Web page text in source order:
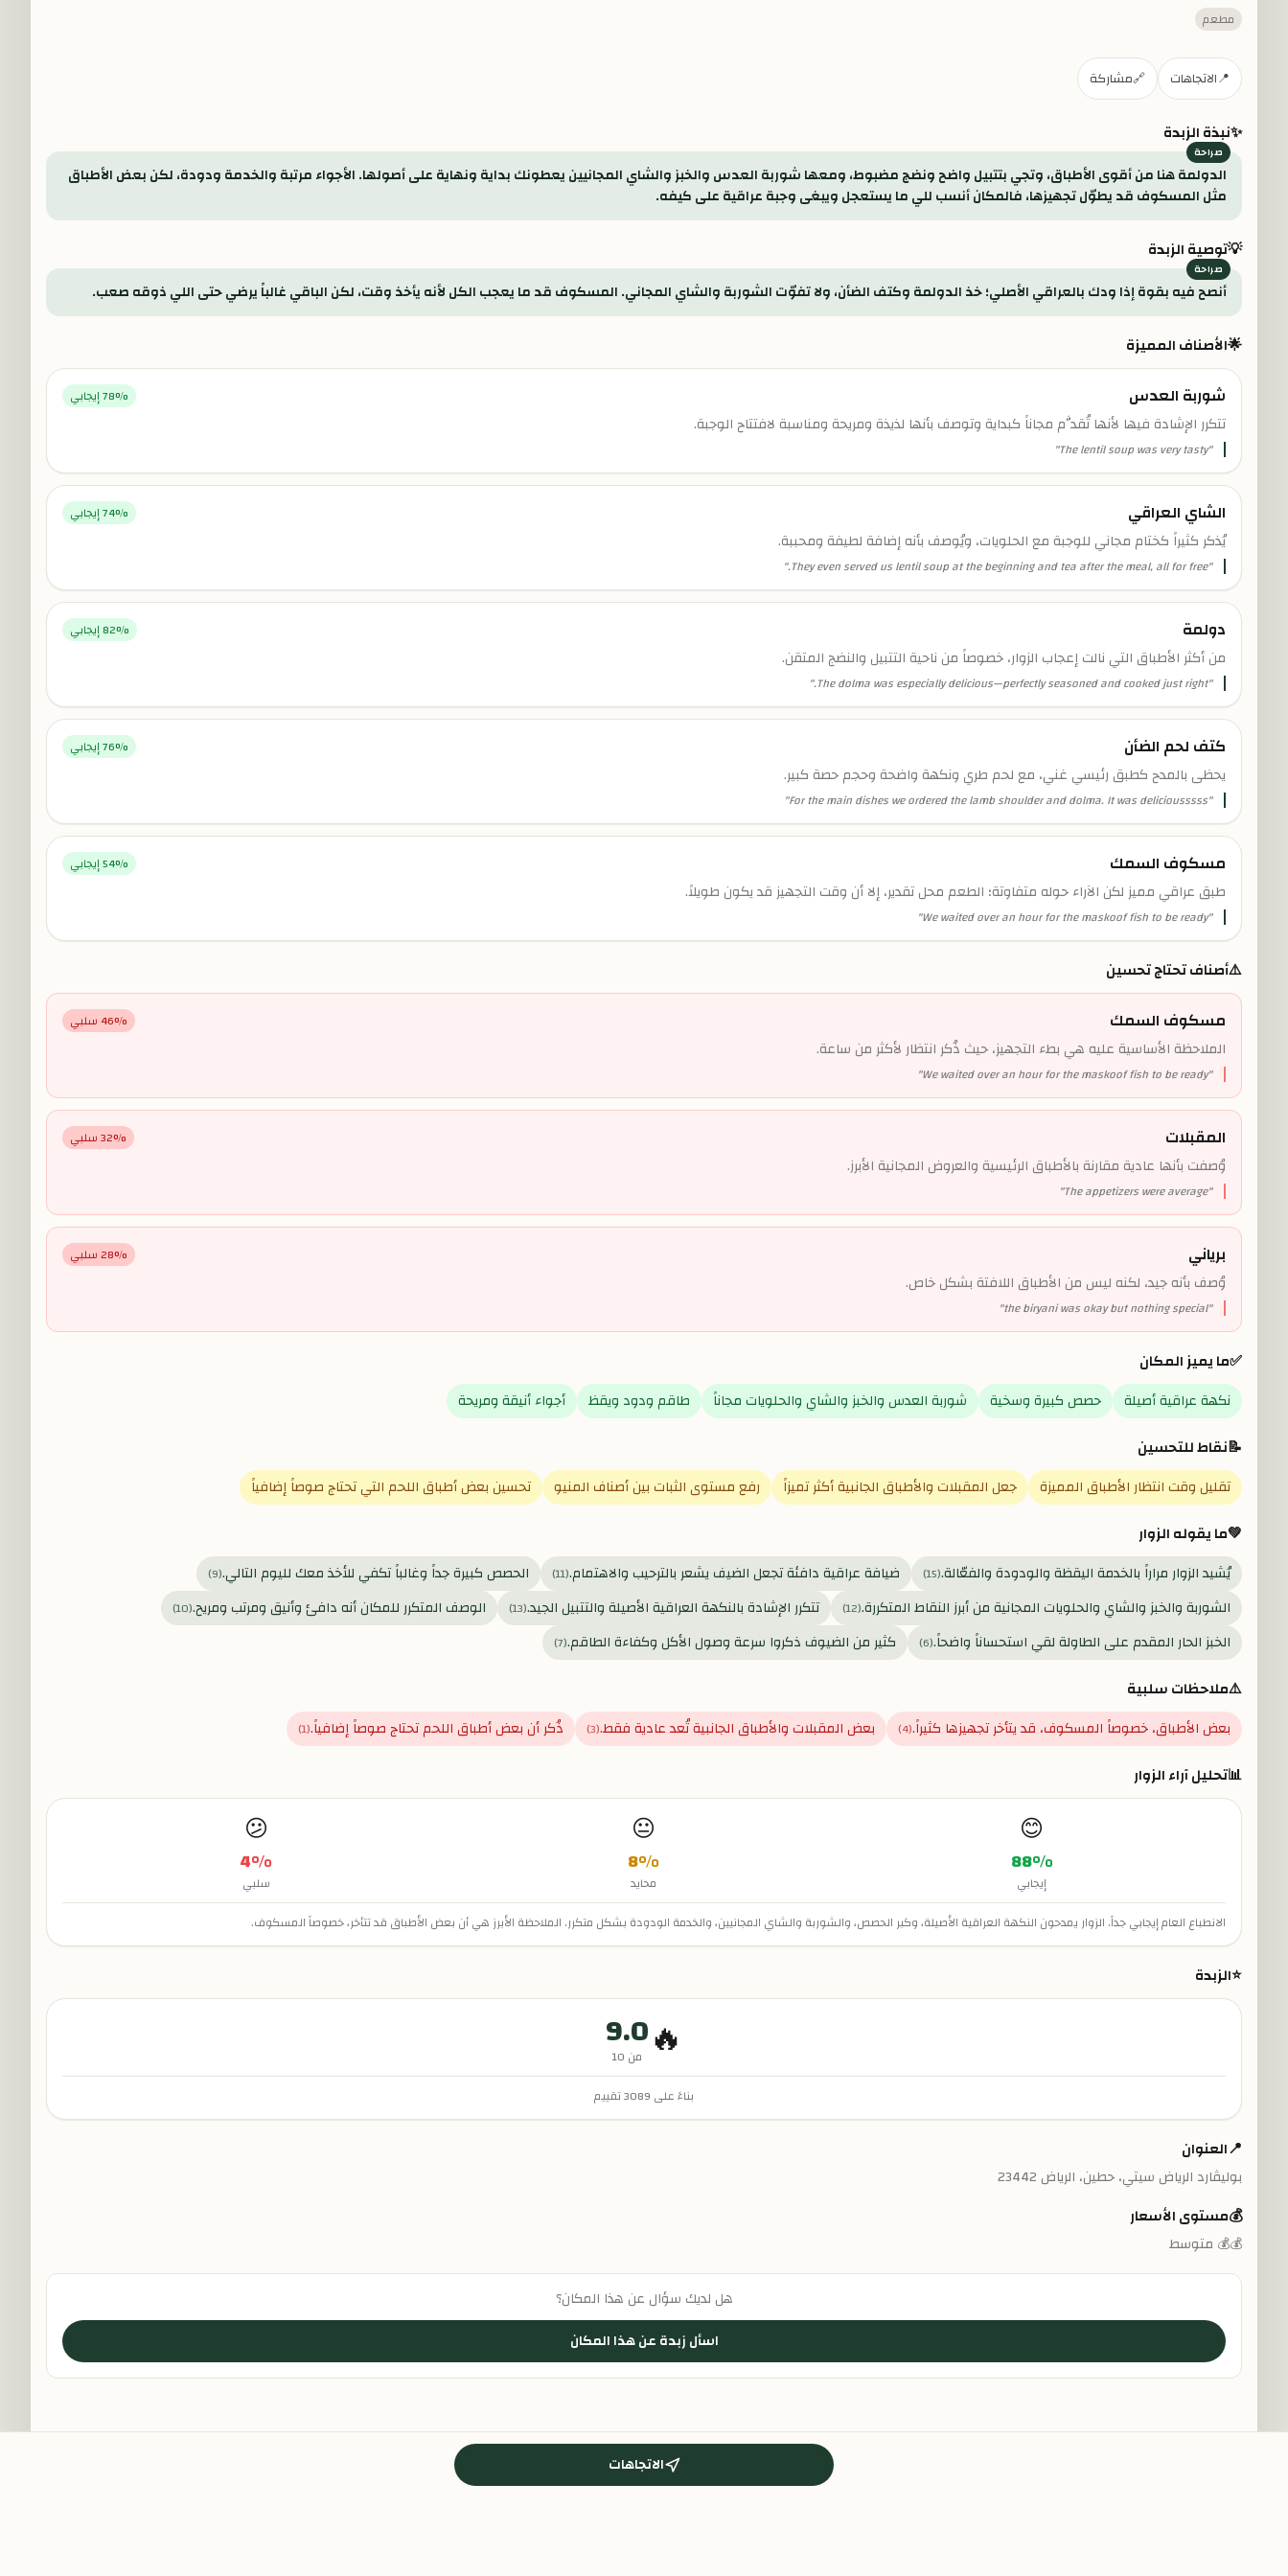
مطعم
📍الاتجاهات 🔗مشاركة
✨نبذة الزبدة
الدولمة هنا من أقوى الأطباق، وتجي بتتبيل واضح ونضج مضبوط، ومعها شوربة العدس والخبز والشاي المجانيين يعطونك بداية ونهاية على أصولها. الأجواء مرتبة والخدمة ودودة، لكن بعض الأطباق
مثل المسكوف قد يطوّل تجهيزها، فالمكان أنسب للي ما يستعجل ويبغى وجبة عراقية على كيفه.
💡توصية الزبدة
أنصح فيه بقوة إذا ودك بالعراقي الأصلي؛ خذ الدولمة وكتف الضأن، ولا تفوّت الشوربة والشاي المجاني. المسكوف قد ما يعجب الكل لأنه يأخذ وقت، لكن الباقي غالباً يرضي حتى اللي ذوقه صعب.
🌟الأصناف المميزة
شوربة العدس 78% إيجابي
تتكرر الإشادة فيها لأنها تُقدَّم مجاناً كبداية وتوصف بأنها لذيذة ومريحة ومناسبة لافتتاح الوجبة.
"
The lentil soup was very tasty
"
الشاي العراقي 74% إيجابي
يُذكر كثيراً كختام مجاني للوجبة مع الحلويات، ويُوصف بأنه إضافة لطيفة ومحببة.
"
They even served us lentil soup at the beginning and tea after the meal, all for free.
"
دولمة 82% إيجابي
من أكثر الأطباق التي نالت إعجاب الزوار، خصوصاً من ناحية التتبيل والنضج المتقن.
"
The dolma was especially delicious—perfectly seasoned and cooked just right.
"
كتف لحم الضأن 76% إيجابي
يحظى بالمدح كطبق رئيسي غني، مع لحم طري ونكهة واضحة وحجم حصة كبير.
"
For the main dishes we ordered the lamb shoulder and dolma. It was deliciousssss
"
مسكوف السمك 54% إيجابي
طبق عراقي مميز لكن الآراء حوله متفاوتة؛ الطعم محل تقدير، إلا أن وقت التجهيز قد يكون طويلاً.
"
We waited over an hour for the maskoof fish to be ready
"
⚠️أصناف تحتاج تحسين
مسكوف السمك 46% سلبي
الملاحظة الأساسية عليه هي بطء التجهيز، حيث ذُكر انتظار لأكثر من ساعة.
"
We waited over an hour for the maskoof fish to be ready
"
المقبلات 32% سلبي
وُصفت بأنها عادية مقارنة بالأطباق الرئيسية والعروض المجانية الأبرز.
"
The appetizers were average
"
برياني 28% سلبي
وُصف بأنه جيد، لكنه ليس من الأطباق اللافتة بشكل خاص.
"
the biryani was okay but nothing special
"
✅ما يميز المكان
نكهة عراقية أصيلة حصص كبيرة وسخية شوربة العدس والخبز والشاي والحلويات مجاناً طاقم ودود ويقظ أجواء أنيقة ومريحة
📝نقاط للتحسين
تقليل وقت انتظار الأطباق المميزة جعل المقبلات والأطباق الجانبية أكثر تميزاً رفع مستوى الثبات بين أصناف المنيو تحسين بعض أطباق اللحم التي تحتاج صوصاً إضافياً
💚ما يقوله الزوار
يُشيد الزوار مراراً بالخدمة اليقظة والودودة والفعّالة.(
15
) ضيافة عراقية دافئة تجعل الضيف يشعر بالترحيب والاهتمام.(
11
) الحصص كبيرة جداً وغالباً تكفي للأخذ معك لليوم التالي.(
9
)
الشوربة والخبز والشاي والحلويات المجانية من أبرز النقاط المتكررة.(
12
) تتكرر الإشادة بالنكهة العراقية الأصيلة والتتبيل الجيد.(
13
) الوصف المتكرر للمكان أنه دافئ وأنيق ومرتب ومريح.(
10
)
الخبز الحار المقدم على الطاولة لقي استحساناً واضحاً.(
6
) كثير من الضيوف ذكروا سرعة وصول الأكل وكفاءة الطاقم.(
7
)
⚠️ملاحظات سلبية
بعض الأطباق، خصوصاً المسكوف، قد يتأخر تجهيزها كثيراً.(
4
) بعض المقبلات والأطباق الجانبية تُعد عادية فقط.(
3
) ذُكر أن بعض أطباق اللحم تحتاج صوصاً إضافياً.(
1
)
📊تحليل آراء الزوار
😊
88%
إيجابي
😐
8%
محايد
😕
4%
سلبي
الانطباع العام إيجابي جداً. الزوار يمدحون النكهة العراقية الأصيلة، وكبر الحصص، والشوربة والشاي المجانيين، والخدمة الودودة بشكل متكرر. الملاحظة الأبرز هي أن بعض الأطباق قد تتأخر، خصوصاً المسكوف.
⭐الزبدة
🔥
9.0
من 10
بناءً على 3089تقييم
📍العنوان
بوليڤارد الرياض سيتي، حطين، الرياض 23442
💰مستوى الأسعار
💰💰 متوسط
هل لديك سؤال عن هذا المكان؟
اسأل زبدة عن هذا المكان
الاتجاهات